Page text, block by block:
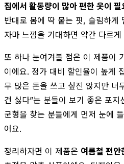
집에서 활동량이 많아 편한 옷이 필
반대로 몸에 딱 붙는 핏, 슬림하게
자마 느낌을 기대하면 약간 다르
또 하나 눈여겨볼 점은 이 제품이
이에요. 정가 대비 할인율이 높게
무 많은 돈을 쓰고 싶진 않지만 너
건 싫다”는 분들이 보기 좋은 포지
균형을 찾는 분들에게 먼저 눈에
어요.
정리하자면 이 제품은 여름철 편안